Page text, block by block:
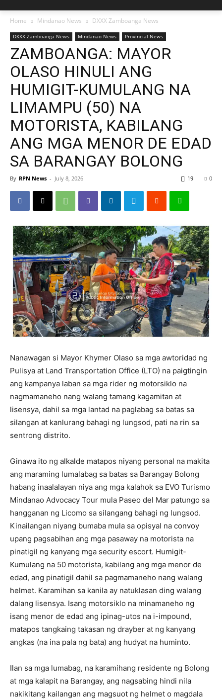
Home Mindanao News DXXX Zamboanga News
DXXX Zamboanga News Mindanao News Provincial News
ZAMBOANGA: MAYOR
OLASO HINULI ANG
HUMIGIT-KUMULANG NA
LIMAMPU (50) NA
MOTORISTA, KABILANG
ANG MGA MENOR DE EDAD
SA BARANGAY BOLONG
By RPN News - July 8, 2026 0
19
Nanawagan si Mayor Khymer Olaso sa mga awtoridad ng
Pulisya at Land Transportation Office (LTO) na paigtingin
ang kampanya laban sa mga rider ng motorsiklo na
nagmamaneho nang walang tamang kagamitan at
lisensya, dahil sa mga lantad na paglabag sa batas sa
silangan at kanlurang bahagi ng lungsod, pati na rin sa
sentrong distrito.
Ginawa ito ng alkalde matapos niyang personal na makita
ang maraming lumalabag sa batas sa Barangay Bolong
habang inaalalayan niya ang mga kalahok sa EVO Turismo
Mindanao Advocacy Tour mula Paseo del Mar patungo sa
hangganan ng Licomo sa silangang bahagi ng lungsod.
Kinailangan niyang bumaba mula sa opisyal na convoy
upang pagsabihan ang mga pasaway na motorista na
pinatigil ng kanyang mga security escort. Humigit-
Kumulang na 50 motorista, kabilang ang mga menor de
edad, ang pinatigil dahil sa pagmamaneho nang walang
helmet. Karamihan sa kanila ay natuklasan ding walang
dalang lisensya. Isang motorsiklo na minamaneho ng
isang menor de edad ang ipinag-utos na i-impound,
matapos tangkaing takasan ng drayber at ng kanyang
angkas (na ina pala ng bata) ang hudyat na huminto.
Ilan sa mga lumabag, na karamihang residente ng Bolong
at mga kalapit na Barangay, ang nagsabing hindi nila
nakikitang kailangan ang magsuot ng helmet o magdala